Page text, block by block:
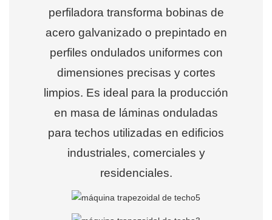
perfiladora transforma bobinas de
acero galvanizado o prepintado en
perfiles ondulados uniformes con
dimensiones precisas y cortes
limpios. Es ideal para la producción
en masa de láminas onduladas
para techos utilizadas en edificios
industriales, comerciales y
residenciales.